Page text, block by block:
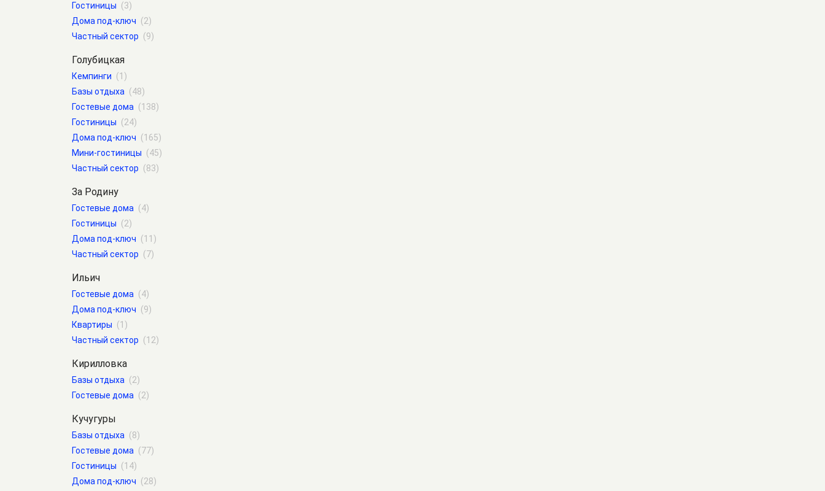
Гостиницы (3)
Дома под-ключ (2)
Частный сектор (9)
Голубицкая
Кемпинги (1)
Базы отдыха (48)
Гостевые дома (138)
Гостиницы (24)
Дома под-ключ (165)
Мини-гостиницы (45)
Частный сектор (83)
За Родину
Гостевые дома (4)
Гостиницы (2)
Дома под-ключ (11)
Частный сектор (7)
Ильич
Гостевые дома (4)
Дома под-ключ (9)
Квартиры (1)
Частный сектор (12)
Кирилловка
Базы отдыха (2)
Гостевые дома (2)
Кучугуры
Базы отдыха (8)
Гостевые дома (77)
Гостиницы (14)
Дома под-ключ (28)